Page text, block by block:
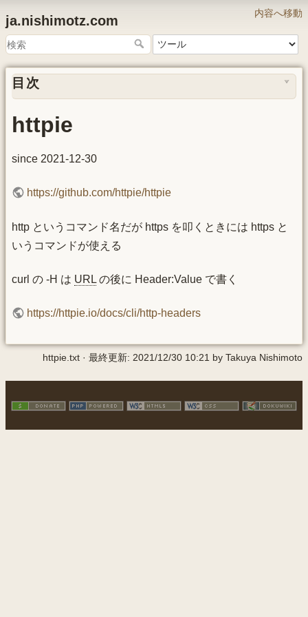
内容へ移動
ja.nishimotz.com
目次
httpie
since 2021-12-30
https://github.com/httpie/httpie
http というコマンド名だが https を叩くときには https と
いうコマンドが使える
curl の -H は URL の後に Header:Value で書く
https://httpie.io/docs/cli/http-headers
httpie.txt · 最終更新: 2021/12/30 10:21 by Takuya Nishimoto